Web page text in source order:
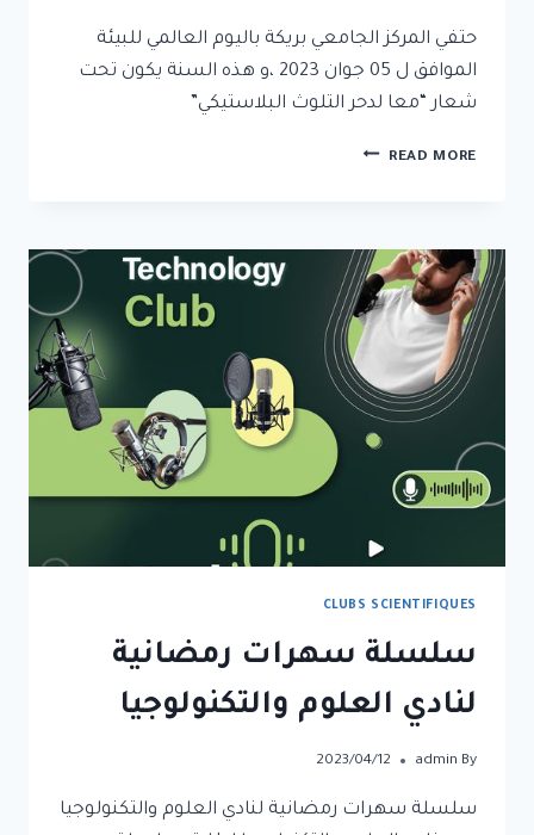
حتفي المركز الجامعي بريكة باليوم العالمي للبيئة
الموافق ل 05 جوان 2023 ،و هذه السنة يكون تحت
شعار “معا لدحر التلوث البلاستيكي”
READ MORE
CLUBS SCIENTIFIQUES
سلسلة سهرات رمضانية
لنادي العلوم والتكنولوجيا
By
admin
2023/04/12
سلسلة سهرات رمضانية لنادي العلوم والتكنولوجيا